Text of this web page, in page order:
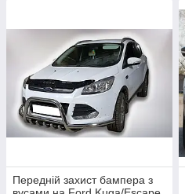
Передній захист бампера з